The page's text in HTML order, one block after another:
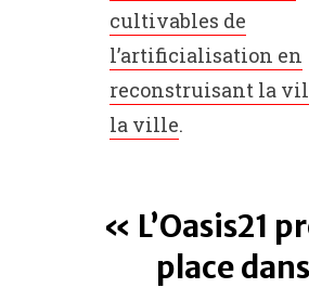
cultivables de
l’artificialisation en
reconstruisant la
la ville.
L’Oasis21
place dans